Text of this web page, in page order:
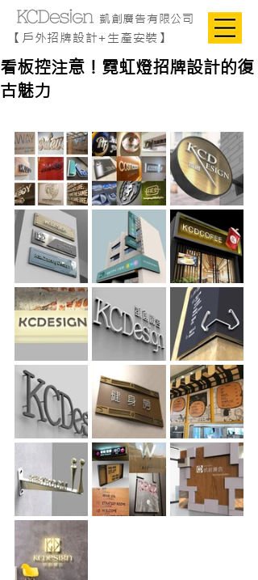
凱創廣告有限公司
【戶外招牌設計+生產安裝】
看板控注意！霓虹燈招牌設計的復
古魅力